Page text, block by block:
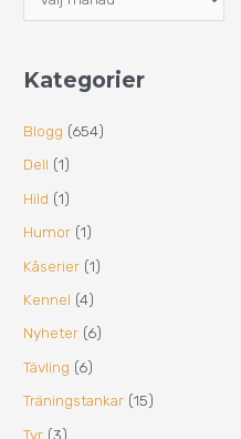
Kategorier
Blogg (654)
Dell (1)
Hild (1)
Humor (1)
Kåserier (1)
Kennel (4)
Nyheter (6)
Tävling (6)
Träningstankar (15)
Tyr (3)